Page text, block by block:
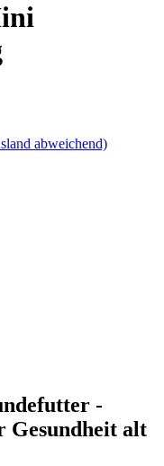
abweichend)
-
Gesundheit alt